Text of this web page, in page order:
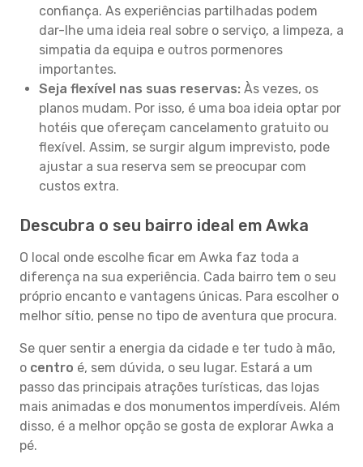
confiança. As experiências partilhadas podem
dar-lhe uma ideia real sobre o serviço, a limpeza, a
simpatia da equipa e outros pormenores
importantes.
Seja flexível nas suas reservas: Às vezes, os
planos mudam. Por isso, é uma boa ideia optar por
hotéis que ofereçam cancelamento gratuito ou
flexível. Assim, se surgir algum imprevisto, pode
ajustar a sua reserva sem se preocupar com
custos extra.
Descubra o seu bairro ideal em Awka
O local onde escolhe ficar em Awka faz toda a
diferença na sua experiência. Cada bairro tem o seu
próprio encanto e vantagens únicas. Para escolher o
melhor sítio, pense no tipo de aventura que procura.
Se quer sentir a energia da cidade e ter tudo à mão,
o centro é, sem dúvida, o seu lugar. Estará a um
passo das principais atrações turísticas, das lojas
mais animadas e dos monumentos imperdíveis. Além
disso, é a melhor opção se gosta de explorar Awka a
pé.